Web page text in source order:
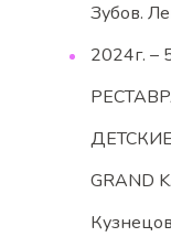
Зубов.
2024г.
GRAND